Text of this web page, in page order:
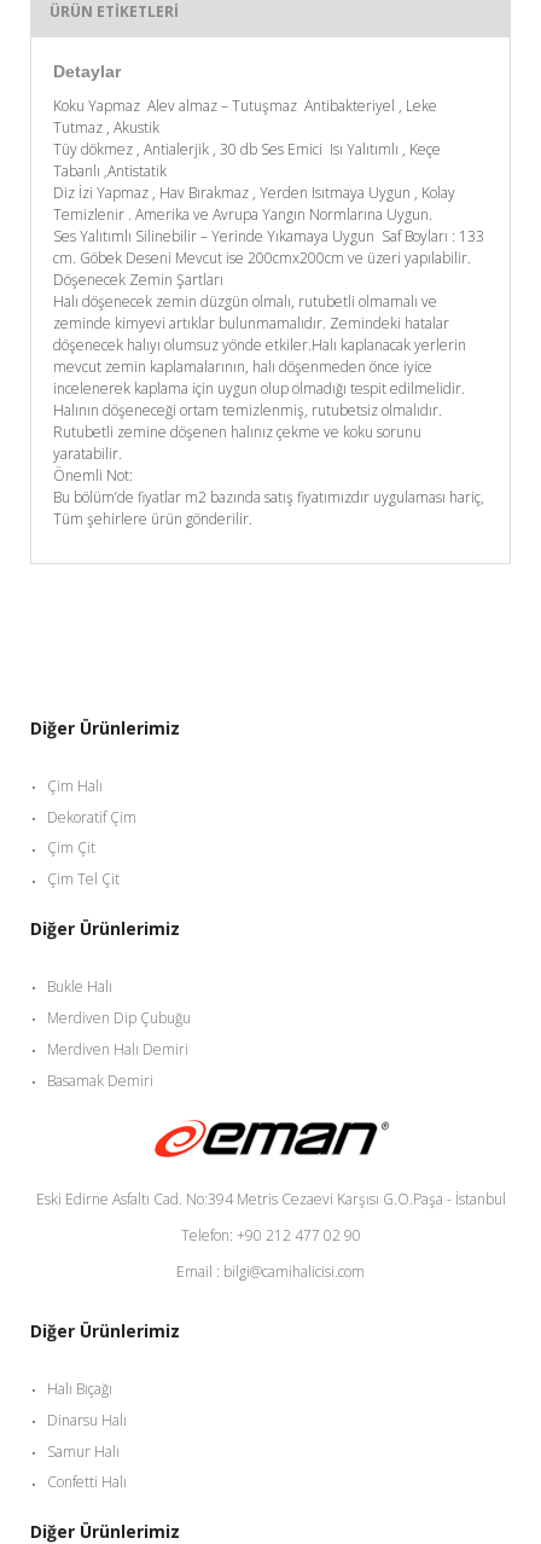
ÜRÜN ETIKETLERI
Detaylar
Koku Yapmaz Alev almaz – Tutuşmaz Antibakteriyel , Leke
Tutmaz , Akustik
Tüy dökmez , Antialerjik , 30 db Ses Emici Isı Yalıtımlı , Keçe
Tabanlı ,Antistatik
Diz İzi Yapmaz , Hav Bırakmaz , Yerden Isıtmaya Uygun , Kolay
Temizlenir . Amerika ve Avrupa Yangın Normlarına Uygun.
Ses Yalıtımlı Silinebilir – Yerinde Yıkamaya Uygun Saf Boyları : 133
cm. Göbek Deseni Mevcut ise 200cmx200cm ve üzeri yapılabilir.
Döşenecek Zemin Şartları
Halı döşenecek zemin düzgün olmalı, rutubetli olmamalı ve
zeminde kimyevi artıklar bulunmamalıdır. Zemindeki hatalar
döşenecek halıyı olumsuz yönde etkiler.Halı kaplanacak yerlerin
mevcut zemin kaplamalarının, halı döşenmeden önce iyice
incelenerek kaplama için uygun olup olmadığı tespit edilmelidir.
Halının döşeneceği ortam temizlenmiş, rutubetsiz olmalıdır.
Rutubetli zemine döşenen halınız çekme ve koku sorunu
yaratabilir.
Önemli Not:
Bu bölüm’de fiyatlar m2 bazında satış fiyatımızdır uygulaması hariç,
Tüm şehirlere ürün gönderilir.
Diğer Ürünlerimiz
Çim Halı
Dekoratif Çim
Çim Çit
Çim Tel Çit
Diğer Ürünlerimiz
Bukle Halı
Merdiven Dip Çubuğu
Merdiven Halı Demiri
Basamak Demiri
Eski Edirne Asfaltı Cad. No:394 Metris Cezaevi Karşısı G.O.Paşa - İstanbul
Telefon: +90 212 477 02 90
Email : bilgi@camihalicisi.com
Diğer Ürünlerimiz
Halı Bıçağı
Dinarsu Halı
Samur Halı
Confetti Halı
Diğer Ürünlerimiz